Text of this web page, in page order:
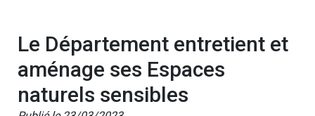
Le Département entretient et
aménage ses Espaces
naturels sensibles